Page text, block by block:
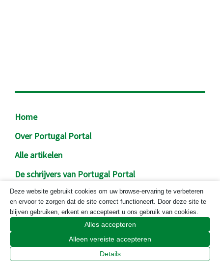
Footer
Home
Over Portugal Portal
Alle artikelen
De schrijvers van Portugal Portal
Privacy
Contact
Wil je Portugal Portal volgen?
Deze website gebruikt cookies om uw browse-ervaring te verbeteren
en ervoor te zorgen dat de site correct functioneert. Door deze site te
blijven gebruiken, erkent en accepteert u ons gebruik van cookies.
Alles accepteren
Alleen vereiste accepteren
Details